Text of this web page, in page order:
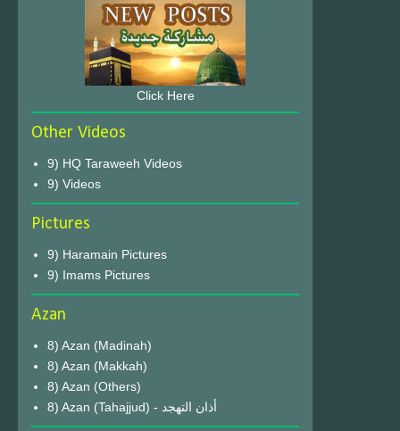
Click Here
Other Videos
9) HQ Taraweeh Videos
9) Videos
Pictures
9) Haramain Pictures
9) Imams Pictures
Azan
8) Azan (Madinah)
8) Azan (Makkah)
8) Azan (Others)
8) Azan (Tahajjud) - أذان التهجد